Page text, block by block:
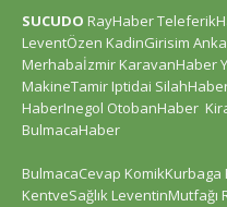
SUCUDO RayHaber
LeventÖzen KadinGirisim
Merhabaİzmir KaravanHaber
MakineTamir Iptidai
HaberInegol OtobanHaber
BulmacaHaber
BulmacaCevap KomikKurbaga
KentveSağlık LeventinMutfağı